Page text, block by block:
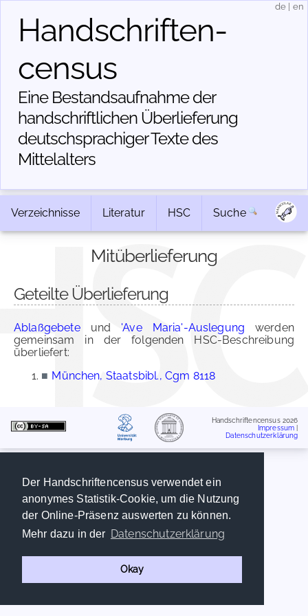
Der Handschriftencensus verwendet ein
anonymes Statistik-Cookie, um die Nutzung
der Online-Präsenz auswerten zu können.
Mehr dazu in der Datenschutzerklärung
Okay
Handschriften­
census
Eine Bestandsaufnahme der
handschriftlichen Über­lieferung
deutschsprachiger Texte des
Mittelalters
de en
Verzeichnisse Literatur HSC Suche
Mitüberlieferung
Geteilte Überlieferung
Ablaßgebeteund 'Ave Maria'-Auslegung werden
gemeinsam in der folgenden HSC-Beschreibung
überliefert:
■ München, Staatsbibl., Cgm 8118
Handschriftencensus 2026
Impressum
Datenschutzerklärung